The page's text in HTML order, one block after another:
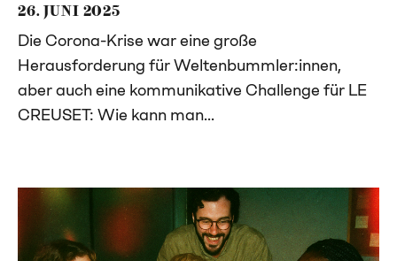
26. JUNI 2025
Die Corona-Krise war eine große
Herausforderung für Weltenbummler:innen,
aber auch eine kommunikative Challenge für LE
CREUSET: Wie kann man...